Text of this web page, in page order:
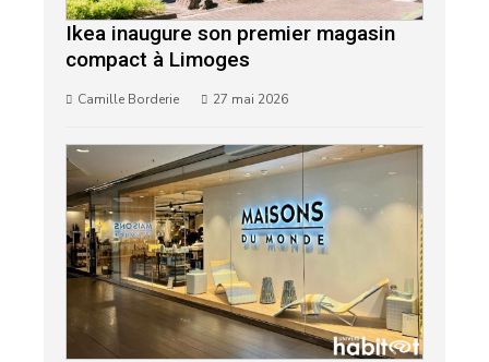
Ikea inaugure son premier magasin
compact à Limoges
Camille Borderie 27 mai 2026